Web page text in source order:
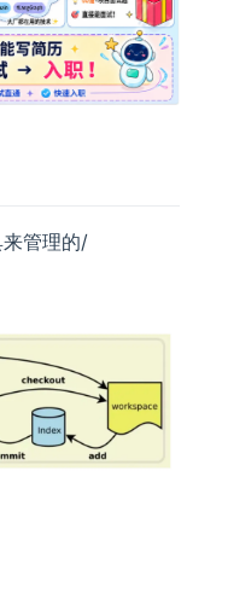
管理的/